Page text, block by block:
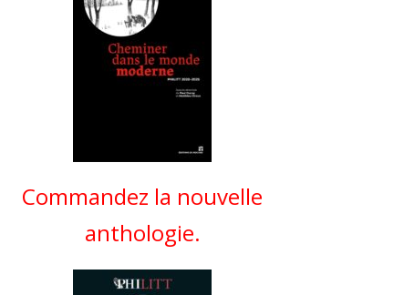
Commandez la nouvelle
anthologie.